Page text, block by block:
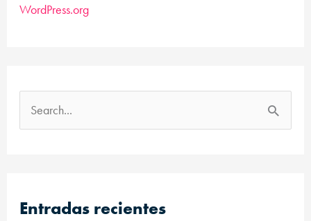
WordPress.org
a
Entradas recientes